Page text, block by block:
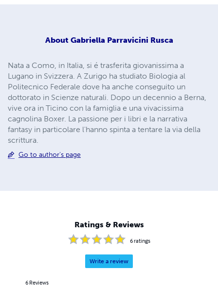
About Gabriella Parravicini Rusca
Nata a Como, in Italia, si é trasferita giovanissima a
Lugano in Svizzera. A Zurigo ha studiato Biologia al
Politecnico Federale dove ha anche conseguito un
dottorato in Scienze naturali. Dopo un decennio a Berna,
vive ora in Ticino con la famiglia e una vivacissima
cagnolina Boxer. La passione per i libri e la narrativa
fantasy in particolare l'hanno spinta a tentare la via della
scrittura.
Go to author's page
Ratings & Reviews
6ratings
Write a review
6 Reviews